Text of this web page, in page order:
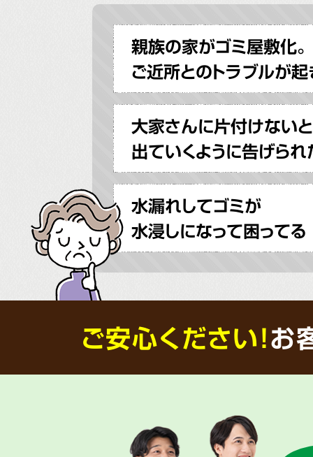
親族の家がゴミ屋敷化。
ご近所とのトラブルが
大家さんに片付けないと
出ていくように告げられ
水漏れしてゴミが
水浸しになって困ってる
ご安心ください！お